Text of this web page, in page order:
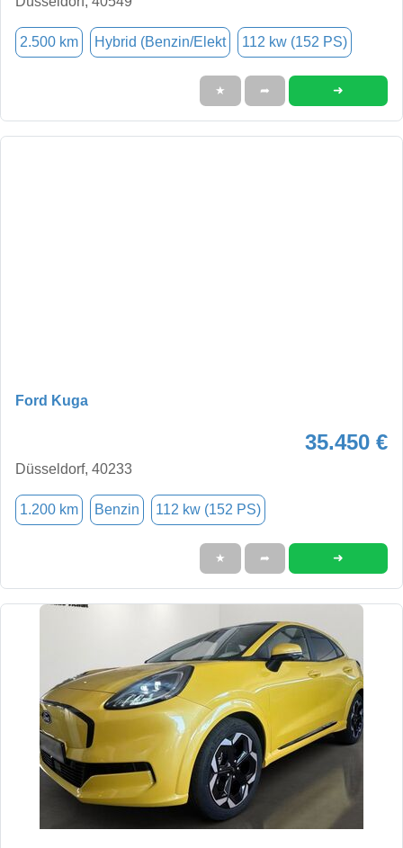
2.500 km Hybrid (Benzin/Elekt 112 kw (152 PS)
★ ➦ ➜
Ford Kuga
35.450 €
Düsseldorf, 40233
1.200 km Benzin 112 kw (152 PS)
★ ➦ ➜